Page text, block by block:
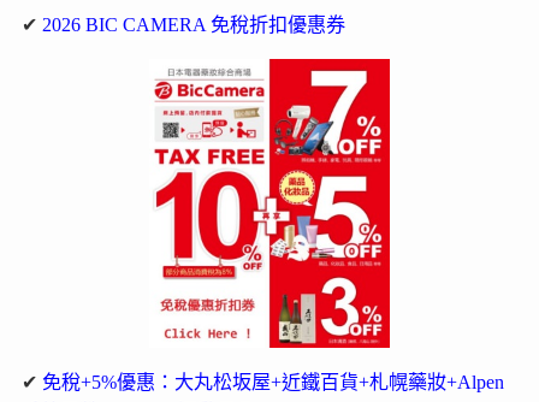
✔ 2026 BIC CAMERA 免稅折扣優惠券
✔ 免稅+5%優惠：大丸松坂屋+近鐵百貨+札幌藥妝+Alpen